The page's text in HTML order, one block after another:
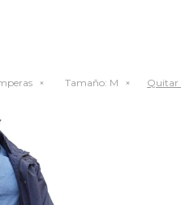
Tamaño: M Quitar